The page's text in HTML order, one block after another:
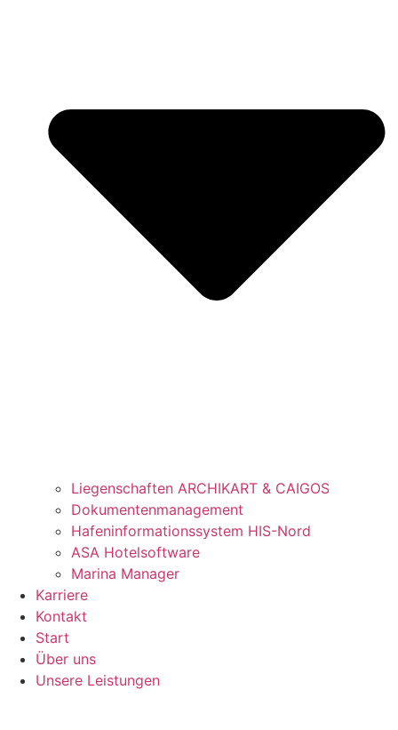
Liegenschaften ARCHIKART & CAIGOS
Dokumentenmanagement
Hafeninformationssystem HIS-Nord
ASA Hotelsoftware
Marina Manager
Karriere
Kontakt
Start
Über uns
Unsere Leistungen